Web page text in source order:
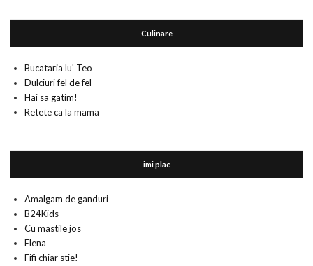
Culinare
Bucataria lu' Teo
Dulciuri fel de fel
Hai sa gatim!
Retete ca la mama
imi plac
Amalgam de ganduri
B24Kids
Cu mastile jos
Elena
Fifi chiar stie!